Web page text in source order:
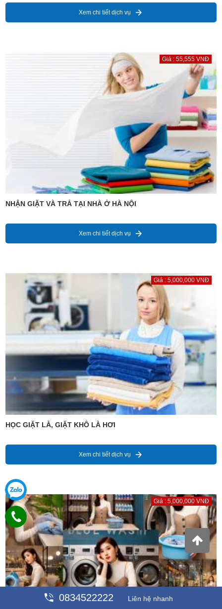
Xem chi tiết dịch vụ
Giá : 55,555 VNĐ
NHẬN GIẶT VÀ TRẢ TẠI NHÀ Ở HÀ NỘI
Xem chi tiết dịch vụ
Giá : 5,000,000 VNĐ
HỌC GIẶT LÀ, GIẶT KHÔ LÀ HƠI
Xem chi tiết dịch vụ
Giá : 5,000,000 VNĐ
0834522222 Liên hệ nhanh